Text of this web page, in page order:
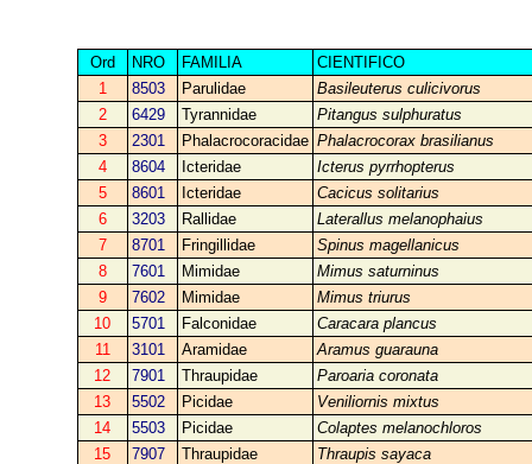
Ord NRO FAMILIA
CIENTIFICO
1
8503 Parulidae
Basileuterus culicivorus
2
6429 Tyrannidae
Pitangus sulphuratus
3
2301 Phalacrocoracidae Phalacrocorax brasilianus
4
8604 Icteridae
Icterus pyrrhopterus
5
8601 Icteridae
Cacicus solitarius
6
3203 Rallidae
Laterallus melanophaius
7
8701 Fringillidae
Spinus magellanicus
8
7601 Mimidae
Mimus saturninus
9
7602 Mimidae
Mimus triurus
10
5701 Falconidae
Caracara plancus
11
3101 Aramidae
Aramus guarauna
12
7901 Thraupidae
Paroaria coronata
13
5502 Picidae
Veniliornis mixtus
14
5503 Picidae
Colaptes melanochloros
15
7907 Thraupidae
Thraupis sayaca